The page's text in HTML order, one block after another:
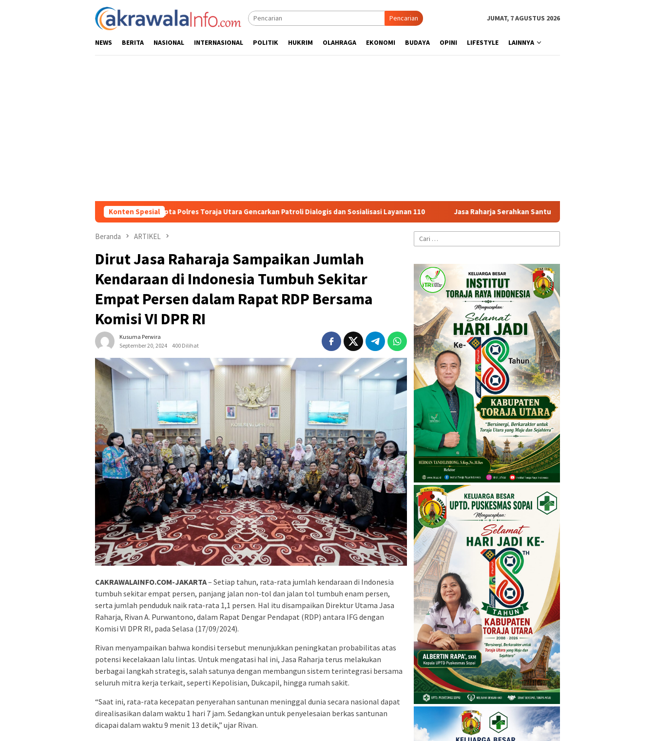
Pencarian JUMAT, 7 AGUSTUS 2026
NEWS BERITA NASIONAL INTERNASIONAL POLITIK HUKRIM OLAHRAGA EKONOMI BUDAYA OPINI LIFESTYLE LAINNYA
Konten Spesial
Wilayah, Sat Samapta Polres Toraja Utara Gencarkan Patroli Dialogis dan Sosialisasi Layanan 110 Jasa Raharja Serahkan Santunan kepada Ahli Waris Korban Kebakaran KM Mutiara
Beranda ARTIKEL
Dirut Jasa Raharaja Sampaikan Jumlah
Kendaraan di Indonesia Tumbuh Sekitar
Empat Persen dalam Rapat RDP Bersama
Komisi VI DPR RI
Kusuma Perwira
September 20, 2024
400 Dilihat
CAKRAWALAINFO.COM-JAKARTA– Setiap tahun, rata-rata jumlah kendaraan di Indonesia
tumbuh sekitar empat persen, panjang jalan non-tol dan jalan tol tumbuh enam persen,
serta jumlah penduduk naik rata-rata 1,1 persen. Hal itu disampaikan Direktur Utama Jasa
Raharja, Rivan A. Purwantono, dalam Rapat Dengar Pendapat (RDP) antara IFG dengan
Komisi VI DPR RI, pada Selasa (17/09/2024).
Rivan menyampaikan bahwa kondisi tersebut menunjukkan peningkatan probabilitas atas
potensi kecelakaan lalu lintas. Untuk mengatasi hal ini, Jasa Raharja terus melakukan
berbagai langkah strategis, salah satunya dengan membangun sistem terintegrasi bersama
seluruh mitra kerja terkait, seperti Kepolisian, Dukcapil, hingga rumah sakit.
“Saat ini, rata-rata kecepatan penyerahan santunan meninggal dunia secara nasional dapat
direalisasikan dalam waktu 1 hari 7 jam. Sedangkan untuk penyelesaian berkas santunan
dicapai dalam waktu 9 menit 13 detik,” ujar Rivan.
Cari
untuk: